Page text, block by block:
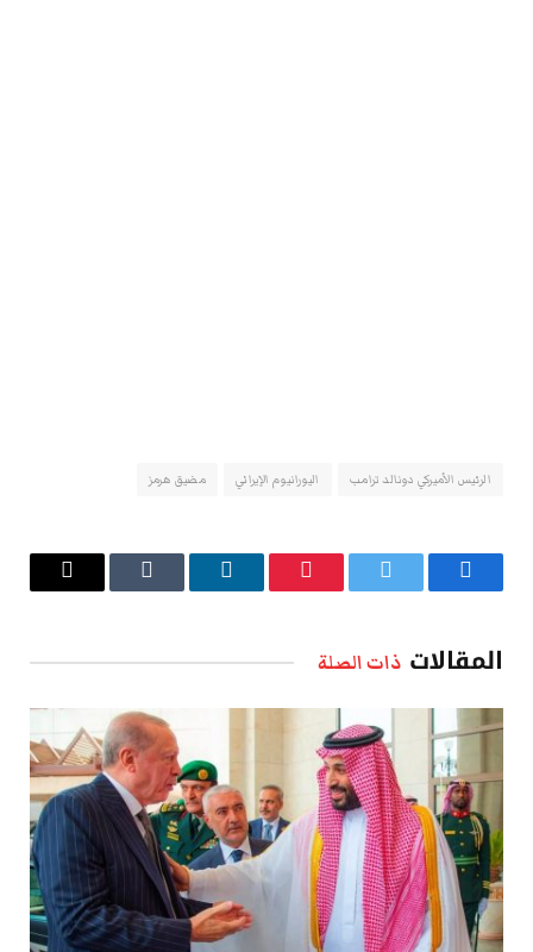
الرئيس الأميركي دونالد ترامب اليورانيوم الإيراني مضيق هرمز
فيسبوك تويتر بينتيريستلينكدإن Tumblr
البريد
المقالات ذات الصلة